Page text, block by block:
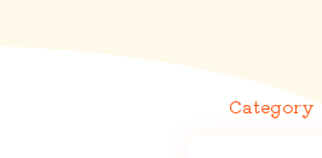
Category